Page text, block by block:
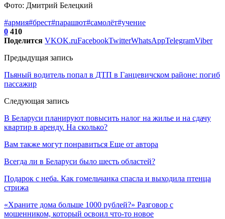
Фото: Дмитрий Белецкий
#армия#брест#парашют#самолёт#учение
0 410
Поделится VKOK.ruFacebookTwitterWhatsAppTelegramViber
Предыдущая запись
Пьяный водитель попал в ДТП в Ганцевичском районе: погиб
пассажир
Следующая запись
В Беларуси планируют повысить налог на жилье и на сдачу
квартир в аренду. На сколько?
Вам также могут понравиться Еще от автора
Всегда ли в Беларуси было шесть областей?
Подарок с неба. Как гомельчанка спасла и выходила птенца
стрижа
«Храните дома больше 1000 рублей?» Разговор с
мошенником, который освоил что-то новое